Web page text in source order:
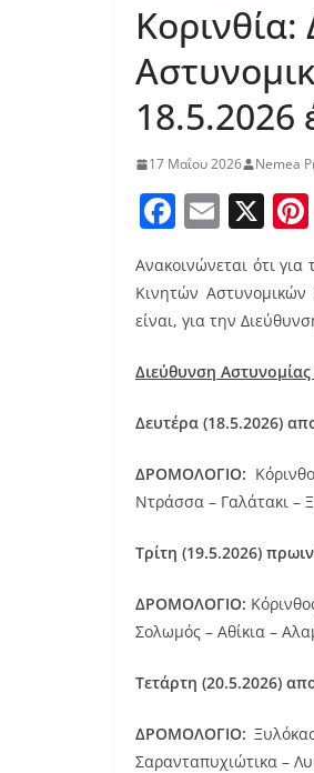
18.5.2026
17 Μαΐου 2026 Nemea
F
c
e
b
o
o
k
E
ai
l
X
Ανακοινώνεται ότι
Κινητών
είναι, για την
Διεύθυνση
Δευτέρα (18.5.2026)
ΔΡΟΜΟΛΟΓΙΟ:
Ντράσσα – Γαλάτακι –
Τρίτη (19.5.2026)
ΔΡΟΜΟΛΟΓΙΟ:
Σολωμός – Αθίκια –
Τετάρτη (20.5.2026)
ΔΡΟΜΟΛΟΓΙΟ:
Σαρανταπυχιώτικα –